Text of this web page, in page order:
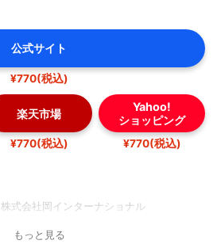
公式サイト
¥770(税込)
楽天市場
¥770(税込)
Yahoo!
ショッピング
¥770(税込)
株式会社岡インターナショナル
もっと見る